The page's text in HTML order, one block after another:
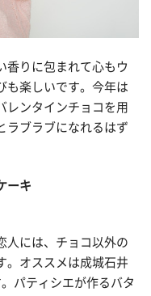
香りに包まれて心もウ
も楽しいです。今年は
レンタインチョコを用
ラブラブになれるはず
ーキ
人には、チョコ以外の
。オススメは成城石井
パティシエが作るバタ